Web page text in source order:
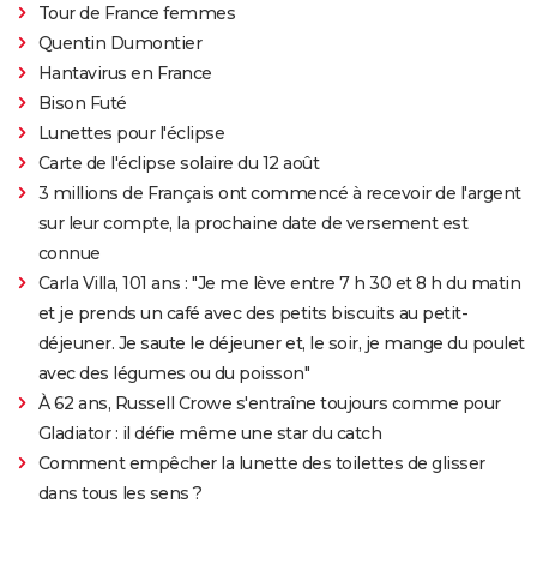
Tour de France femmes
Quentin Dumontier
Hantavirus en France
Bison Futé
Lunettes pour l'éclipse
Carte de l'éclipse solaire du 12 août
3 millions de Français ont commencé à recevoir de l'argent
sur leur compte, la prochaine date de versement est
connue
Carla Villa, 101 ans : "Je me lève entre 7 h 30 et 8 h du matin
et je prends un café avec des petits biscuits au petit-
déjeuner. Je saute le déjeuner et, le soir, je mange du poulet
avec des légumes ou du poisson"
À 62 ans, Russell Crowe s'entraîne toujours comme pour
Gladiator : il défie même une star du catch
Comment empêcher la lunette des toilettes de glisser
dans tous les sens ?